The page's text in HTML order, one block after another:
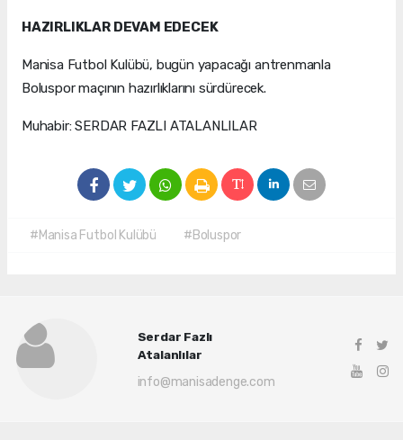
HAZIRLIKLAR DEVAM EDECEK
Manisa Futbol Kulübü, bugün yapacağı antrenmanla
Boluspor maçının hazırlıklarını sürdürecek.
Muhabir: SERDAR FAZLI ATALANLILAR
#Manisa Futbol Kulübü #Boluspor
Serdar Fazlı
Atalanlılar
info@manisadenge.com